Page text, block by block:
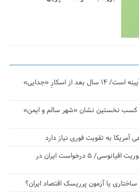
نجات‌دهنده‌ همچنان در آیینه است/ ۱۴ سال بعد از اسکارِ «جدایی»
کسب نخستین نشان «شهر سالم و ایمن»
به تقویت فوری نیاز دارد
اقتدار ناوگروه ۱۰۳ در مأموریت‌ اقیانوسی/ ۵ درخواست ایران در
یا آزمون پرریسک اقتصاد ایران؟